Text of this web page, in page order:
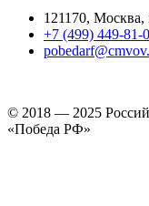
121170,
+7 (499) 449-81-
© 2018 — 2025
«Победа РФ»